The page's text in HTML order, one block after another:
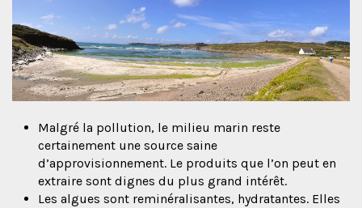
Malgré la pollution, le milieu marin reste
certainement une source saine
d’approvisionnement. Le produits que l’on peut en
extraire sont dignes du plus grand intérêt.
Les algues sont reminéralisantes, hydratantes. Elles